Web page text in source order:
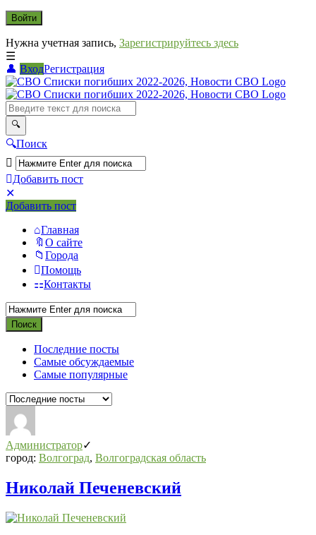
Нужна учетная запись, Зарегистрируйтесь здесь
ВходРегистрация
СВО
Списки
погибших
2022-
2026,
Новости
СВО
Поиск
Добавить пост
Мобильное
меню
Добавить пост
Главная
О сайте
Города
Помощь
Контакты
Последние посты
Самые обсуждаемые
Самые популярные
Администратор
город: Волгоград, Волгоградская область
Николай Печеневский